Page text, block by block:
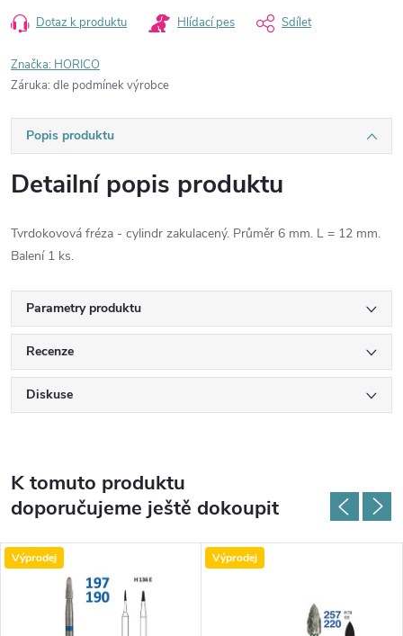
Dotaz k produktu Hlídací pes Sdílet
Značka: HORICO
Záruka: dle podmínek výrobce
Popis produktu
Detailní popis produktu
Tvrdokovová fréza - cylindr zakulacený. Průměr 6 mm. L = 12 mm.
Balení 1 ks.
Parametry produktu
Recenze
Diskuse
K tomuto produktu
doporučujeme ještě dokoupit
Výprodej Výprodej